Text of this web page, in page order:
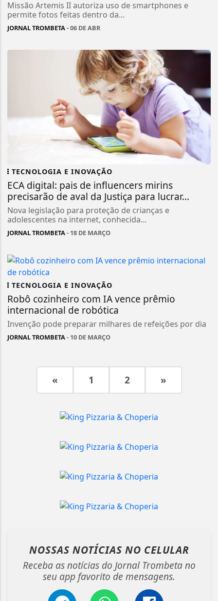
Missão Artemis II autoriza uso de smartphones e
permite fotos feitas dentro da...
JORNAL TROMBETA- 06 DE ABR
TECNOLOGIA E INOVAÇÃO
ECA digital: pais de influencers mirins
precisarão de aval da Justiça para lucrar...
Nova legislação para proteção de crianças e
adolescentes na internet, conhecida...
JORNAL TROMBETA- 18 DE MARÇO
TECNOLOGIA E INOVAÇÃO
Robô cozinheiro com IA vence prêmio
internacional de robótica
Invenção pode preparar milhares de refeições por dia
JORNAL TROMBETA- 10 DE MARÇO
« 1 2 »
NOSSAS NOTÍCIAS NO CELULAR
Receba as notícias do Jornal Trombeta no
seu app favorito de mensagens.